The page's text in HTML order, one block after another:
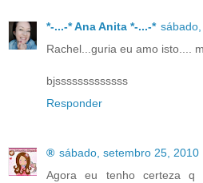
*-...-* Ana Anita *-...-*
Rachel...guria eu amo isto....
bjsssssssssssss
Responder
® sábado, setembro 25, 2010
Agora eu tenho certeza